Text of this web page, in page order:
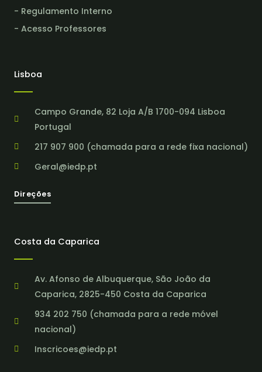
- Regulamento Interno
- Acesso Professores
Lisboa
Campo Grande, 82 Loja A/B 1700-094 Lisboa
Portugal
217 907 900 (chamada para a rede fixa nacional)
Geral@iedp.pt
Direções
Costa da Caparica
Av. Afonso de Albuquerque, São João da
Caparica, 2825-450 Costa da Caparica
934 202 750 (chamada para a rede móvel
nacional)
Inscricoes@iedp.pt